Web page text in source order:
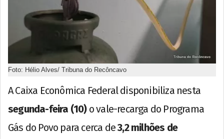
Foto: Hélio Alves/ Tribuna do Recôncavo
A Caixa Econômica Federal disponibiliza nesta
segunda-feira (10)o vale-recarga do Programa
Gás do Povo para cerca de3,2 milhões de